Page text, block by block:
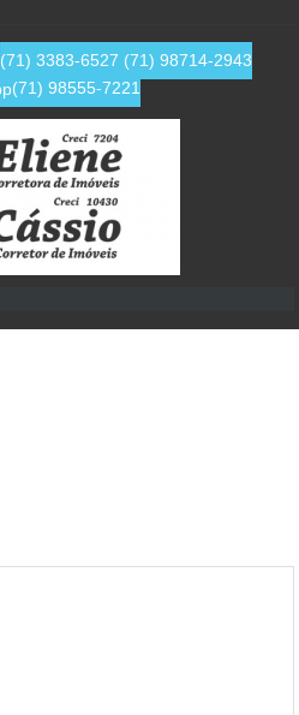
(71) 3383-6527 (71) 98714-2943
(71) 98555-7221